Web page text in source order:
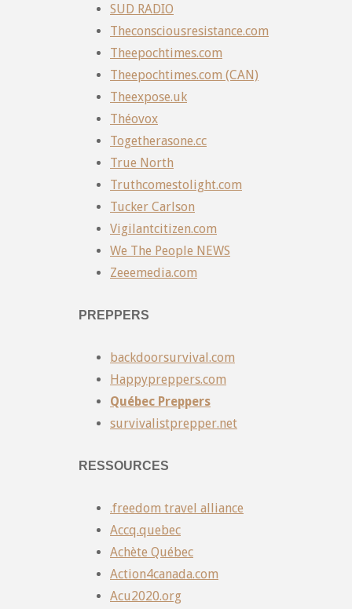
SUD RADIO
Theconsciousresistance.com
Theepochtimes.com
Theepochtimes.com (CAN)
Theexpose.uk
Théovox
Togetherasone.cc
True North
Truthcomestolight.com
Tucker Carlson
Vigilantcitizen.com
We The People NEWS
Zeeemedia.com
PREPPERS
backdoorsurvival.com
Happypreppers.com
Québec Preppers
survivalistprepper.net
RESSOURCES
.freedom travel alliance
Accq.quebec
Achète Québec
Action4canada.com
Acu2020.org